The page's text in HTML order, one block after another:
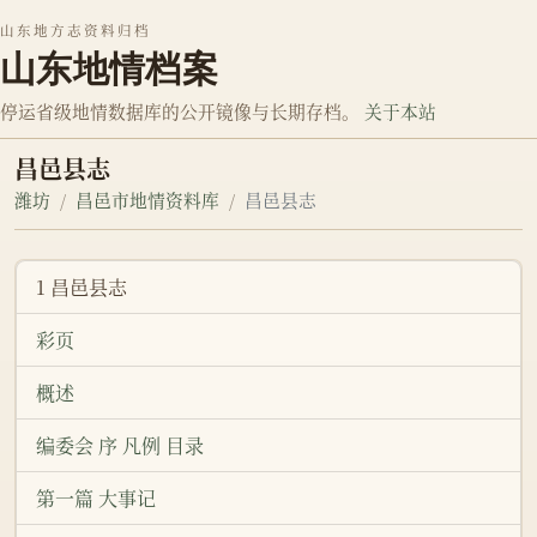
山东地方志资料归档
山东地情档案
停运省级地情数据库的公开镜像与长期存档。 关于本站
昌邑县志
潍坊 昌邑市地情资料库 昌邑县志
1 昌邑县志
彩页
概述
编委会 序 凡例 目录
第一篇 大事记